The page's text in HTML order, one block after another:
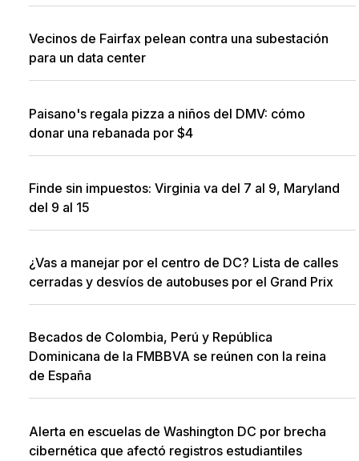
Vecinos de Fairfax pelean contra una subestación
para un data center
Paisano's regala pizza a niños del DMV: cómo
donar una rebanada por $4
Finde sin impuestos: Virginia va del 7 al 9, Maryland
del 9 al 15
¿Vas a manejar por el centro de DC? Lista de calles
cerradas y desvíos de autobuses por el Grand Prix
Becados de Colombia, Perú y República
Dominicana de la FMBBVA se reúnen con la reina
de España
Alerta en escuelas de Washington DC por brecha
cibernética que afectó registros estudiantiles